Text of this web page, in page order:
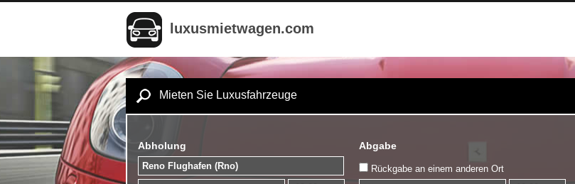
luxusmietwagen.com
Mieten Sie Luxusfahrzeuge
Abholung Abgabe
Rückgabe an einem anderen Ort